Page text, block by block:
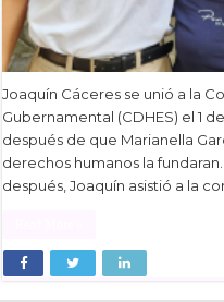
Joaquín Cáceres se unió a la
Gubernamental (CDHES) el 1
después de que Marianella
derechos humanos la fundaran.
después, Joaquín asistió a la